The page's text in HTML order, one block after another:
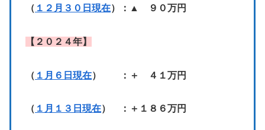
（ １２月３０日現在）：▲ ９０万円
【２０２４年】
（ １月６日現在） ：＋ ４１万円
（ １月１３日現在） ：＋１８６万円